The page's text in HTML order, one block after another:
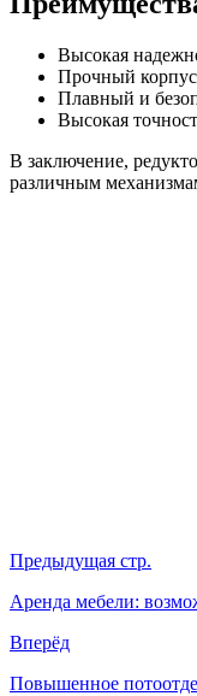
Высокая
Прочный
Плавный и
Высокая
В заключение,
различным
Предыдущая стр.
Аренда мебели:
Вперёд
Повышенное